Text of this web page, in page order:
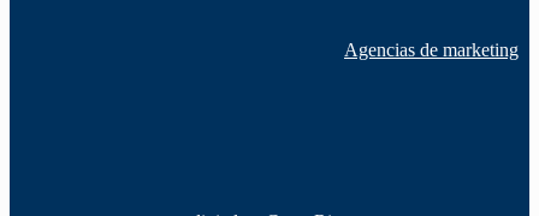
Agencias de marketing